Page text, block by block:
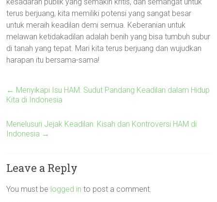
terus berjuang, kita memiliki potensi yang sangat besar
untuk meraih keadilan demi semua. Keberanian untuk
melawan ketidakadilan adalah benih yang bisa tumbuh subur
di tanah yang tepat. Mari kita terus berjuang dan wujudkan
harapan itu bersama-sama!
← Menyikapi Isu HAM: Sudut Pandang Keadilan dalam Hidup
Kita di Indonesia
Menelusuri Jejak Keadilan: Kisah dan Kontroversi HAM di
Indonesia →
Leave a Reply
You must be logged in to post a comment.